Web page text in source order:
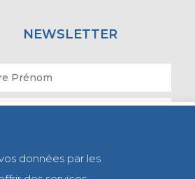
NEWSLETTER
données par les